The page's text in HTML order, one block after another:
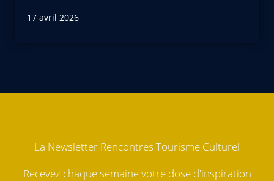
17 avril 2026
La Newsletter Rencontres Tourisme Culturel
Recevez chaque semaine votre dose d'inspiration